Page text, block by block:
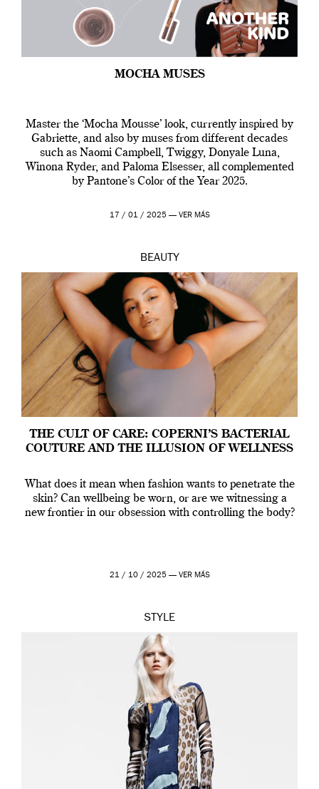
MOCHA MUSES
Master the ‘Mocha Mousse’ look, currently inspired by
Gabriette, and also by muses from different decades
such as Naomi Campbell, Twiggy, Donyale Luna,
Winona Ryder, and Paloma Elsesser, all complemented
by Pantone’s Color of the Year 2025.
17 / 01 / 2025 — VER MÁS
BEAUTY
THE CULT OF CARE: COPERNI’S BACTERIAL
COUTURE AND THE ILLUSION OF WELLNESS
What does it mean when fashion wants to penetrate the
skin? Can wellbeing be worn, or are we witnessing a
new frontier in our obsession with controlling the body?
21 / 10 / 2025 — VER MÁS
STYLE